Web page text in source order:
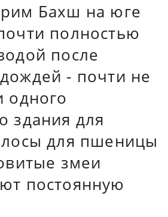
Бахш на юге
полностью
после
- почти не
одного
здания для
для пшеницы
змеи
постоянную